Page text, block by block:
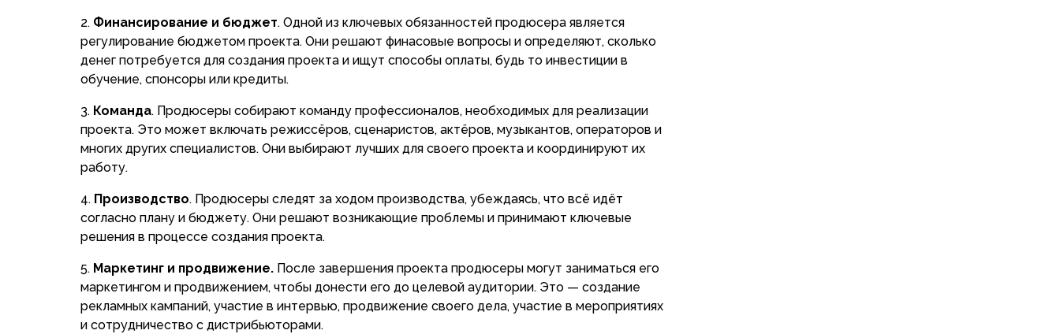
Финансирование и бюджет. Одной из ключевых обязанностей продюсера является
регулирование бюджетом проекта. Они решают финасовые вопросы и определяют, сколько
денег потребуется для создания проекта и ищут способы оплаты, будь то инвестиции в
обучение, спонсоры или кредиты.
Команда. Продюсеры собирают команду профессионалов, необходимых для реализации
проекта. Это может включать режиссёров, сценаристов, актёров, музыкантов, операторов и
многих других специалистов. Они выбирают лучших для своего проекта и координируют их
работу.
Производство. Продюсеры следят за ходом производства, убеждаясь, что всё идёт
согласно плану и бюджету. Они решают возникающие проблемы и принимают ключевые
решения в процессе создания проекта.
Маркетинг и продвижение. После завершения проекта продюсеры могут заниматься его
маркетингом и продвижением, чтобы донести его до целевой аудитории. Это — создание
рекламных кампаний, участие в интервью, продвижение своего дела, участие в мероприятиях
и сотрудничество с дистрибьюторами.